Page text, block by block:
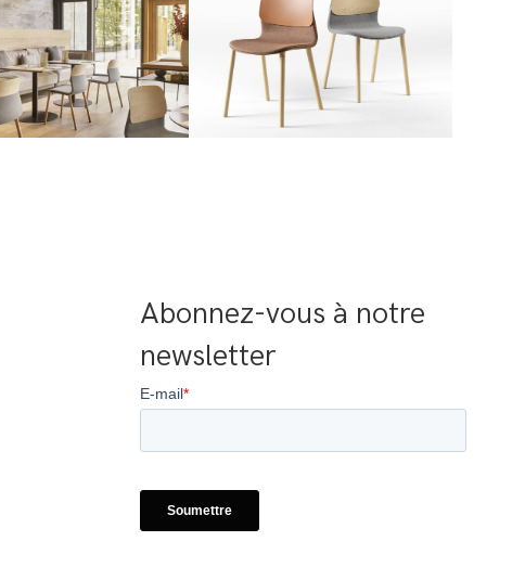
Abonnez-vous à notre
newsletter